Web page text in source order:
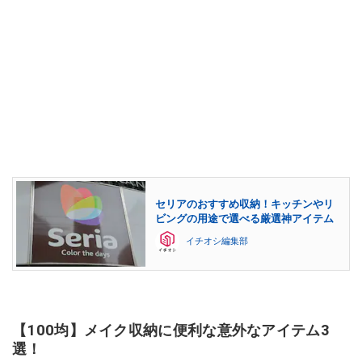
セリアのおすすめ収納！キッチンやリ
ビングの用途で選べる厳選神アイテム
イチオシ編集部
【100均】メイク収納に便利な意外なアイテム3
選！